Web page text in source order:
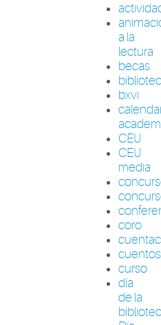
a la
lectura
becas
bxvi
CEU
CEU
media
coro
cuentos
curso
día
de la